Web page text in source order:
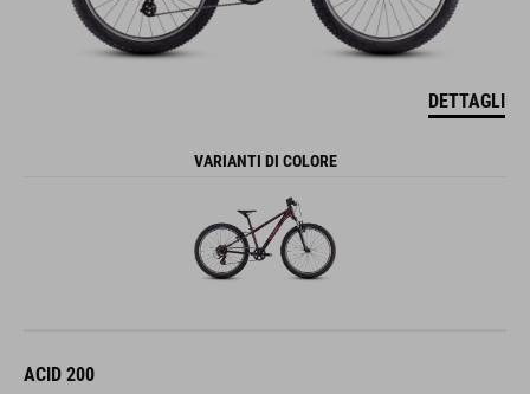
DETTAGLI
VARIANTI DI COLORE
ACID 200